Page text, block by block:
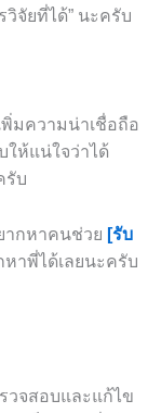
วิจัยที่ได้” นะครับ
มความน่าเชื่อถือ
ห้แน่ใจว่าได้
รับ
ากหาคนช่วย [รับ
าพี่ได้เลยนะครับ
วจสอบและแก้ไข